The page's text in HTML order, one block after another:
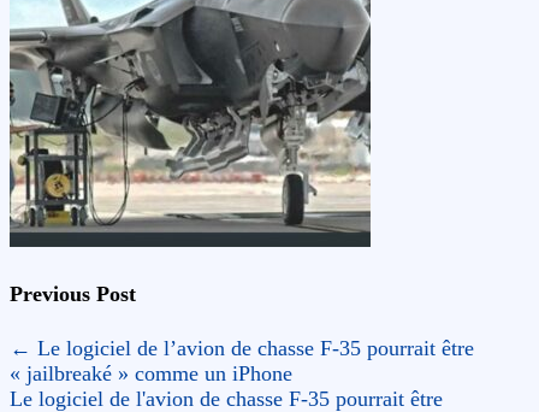
Previous Post
← Le logiciel de l’avion de chasse F-35 pourrait être
« jailbreaké » comme un iPhone
Le logiciel de l'avion de chasse F-35 pourrait être